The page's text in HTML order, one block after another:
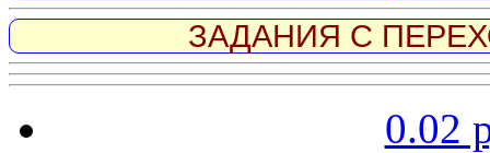
ЗАДАНИЯ С
0.02